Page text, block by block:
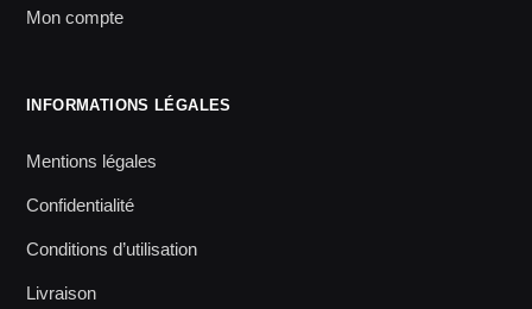
Mon compte
INFORMATIONS LÉGALES
Mentions légales
Confidentialité
Conditions d’utilisation
Livraison